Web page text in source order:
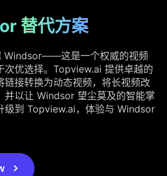
替代方案
Windsor——这是一个权威的视频
次优选择。Topview.ai 提供卓越的
链接转换为动态视频，将长视频改
并以让 Windsor 望尘莫及的智能掌
级到 Topview.ai，体验与 Windsor